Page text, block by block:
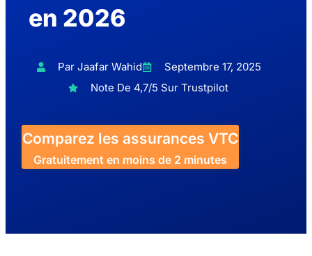
en 2026
Par Jaafar Wahid
Septembre 17, 2025
Note De 4,7/5 Sur Trustpilot
Comparez les assurances VTC
Gratuitement en moins de 2 minutes